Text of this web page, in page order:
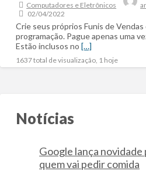
Computadores e Eletrônicos
02/04/2022
Crie seus próprios Funis de
programação. Pague apenas uma
Estão inclusos no[…]
1637 total de visualização, 1 hoje
Notícias
Google lança
quem vai pedir comida